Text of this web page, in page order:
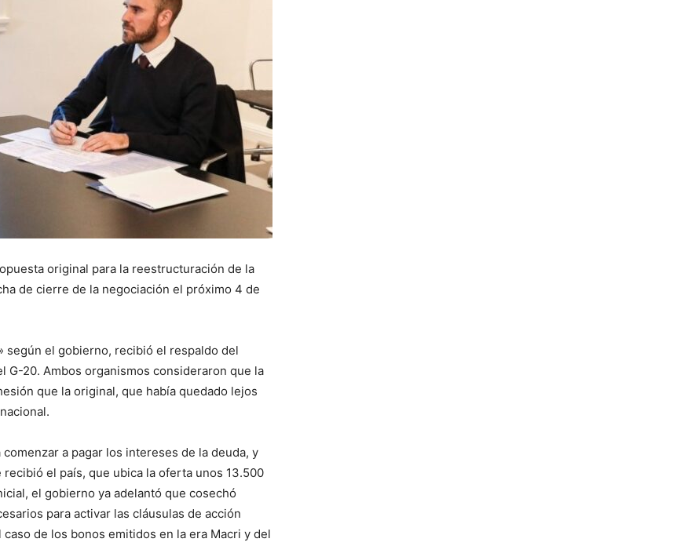
original para la reestructuración de la
de cierre de la negociación el próximo 4 de
según el gobierno, recibió el respaldo del
G-20. Ambos organismos consideraron que la
que la original, que había quedado lejos
a pagar los intereses de la deuda, y
el país, que ubica la oferta unos 13.500
el gobierno ya adelantó que cosechó
para activar las cláusulas de acción
de los bonos emitidos en la era Macri y del